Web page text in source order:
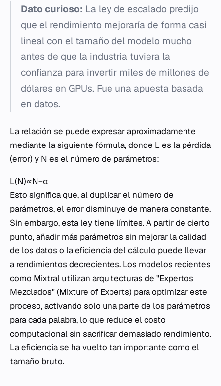
Dato curioso: La ley de escalado predijo
que el rendimiento mejoraría de forma casi
lineal con el tamaño del modelo mucho
antes de que la industria tuviera la
confianza para invertir miles de millones de
dólares en GPUs. Fue una apuesta basada
en datos.
La relación se puede expresar aproximadamente
mediante la siguiente fórmula, donde L es la pérdida
(error) y N es el número de parámetros:
L(N)∝N−α
Esto significa que, al duplicar el número de
parámetros, el error disminuye de manera constante.
Sin embargo, esta ley tiene límites. A partir de cierto
punto, añadir más parámetros sin mejorar la calidad
de los datos o la eficiencia del cálculo puede llevar
a rendimientos decrecientes. Los modelos recientes
como Mixtral utilizan arquitecturas de "Expertos
Mezclados" (Mixture of Experts) para optimizar este
proceso, activando solo una parte de los parámetros
para cada palabra, lo que reduce el costo
computacional sin sacrificar demasiado rendimiento.
La eficiencia se ha vuelto tan importante como el
tamaño bruto.